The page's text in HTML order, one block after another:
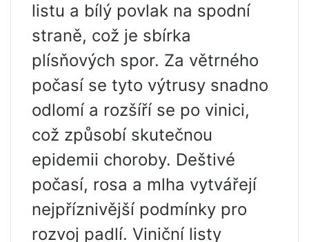
listu a bílý povlak na spodní
straně, což je sbírka
plísňových spor. Za větrného
počasí se tyto výtrusy snadno
odlomí a rozšíří se po vinici,
což způsobí skutečnou
epidemii choroby. Deštivé
počasí, rosa a mlha vytvářejí
nejpříznivější podmínky pro
rozvoj padlí. Viniční listy